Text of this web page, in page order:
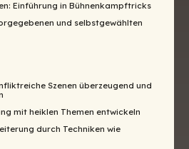
Einführung in Bühnenkampftricks
und selbstgewählten
Szenen überzeugend und
mit heiklen Themen entwickeln
durch Techniken wie